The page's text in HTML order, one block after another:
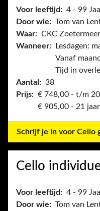
Voor leeftijd: 4 - 99
Door wie: Tom van
Waar: CKC Zoetermeer
Wanneer:
Lesdagen:
Vanaf
Tijd in
Aantal: 38
Prijs: € 748,00 - t/m
€ 905,00 - 21
Schrijf je in voor Cello
Cello
Voor leeftijd: 4 - 99
Door wie: Tom van